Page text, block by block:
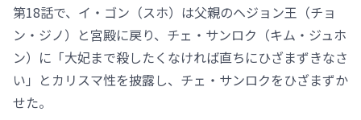
第18話で、イ・ゴン（スホ）は父親のヘジョン王（チョ
ン・ジノ）と宮殿に戻り、チェ・サンロク（キム・ジュホ
ン）に「大妃まで殺したくなければ直ちにひざまずきなさ
い」とカリスマ性を披露し、チェ・サンロクをひざまずか
せた。